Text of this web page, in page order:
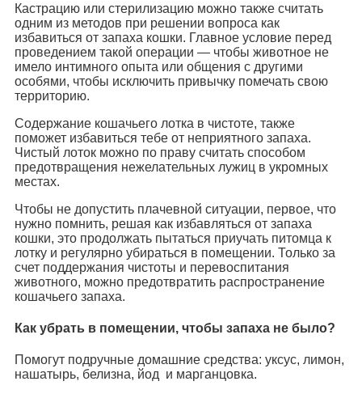
Кастрацию или стерилизацию можно также считать
одним из методов при решении вопроса как
избавиться от запаха кошки. Главное условие перед
проведением такой операции — чтобы животное не
имело интимного опыта или общения с другими
особями, чтобы исключить привычку помечать свою
территорию.
Содержание кошачьего лотка в чистоте, также
поможет избавиться тебе от неприятного запаха.
Чистый лоток можно по праву считать способом
предотвращения нежелательных лужиц в укромных
местах.
Чтобы не допустить плачевной ситуации, первое, что
нужно помнить, решая как избавляться от запаха
кошки, это продолжать пытаться приучать питомца к
лотку и регулярно убираться в помещении. Только за
счет поддержания чистоты и перевоспитания
животного, можно предотвратить распространение
кошачьего запаха.
Как убрать в помещении, чтобы запаха не было?
Помогут подручные домашние средства: уксус, лимон,
нашатырь, белизна, йод и марганцовка.